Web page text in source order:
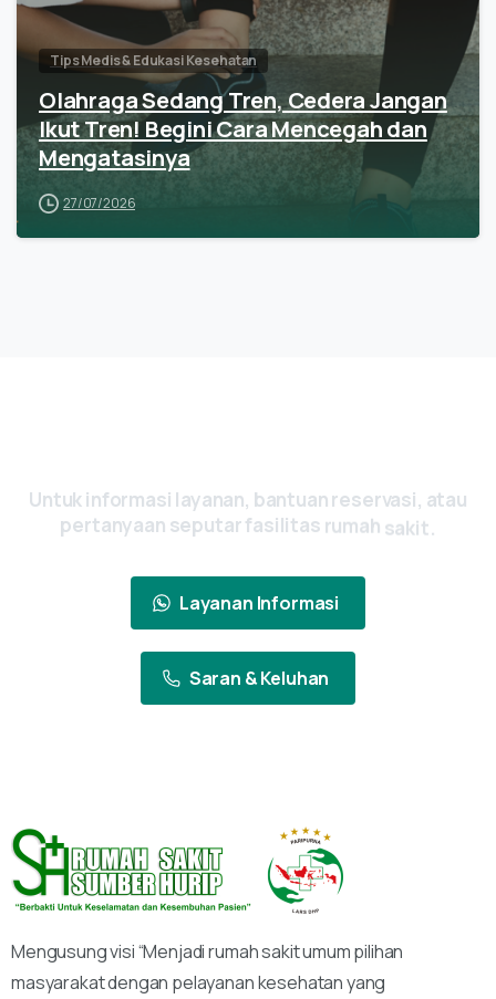
Tips Medis & Edukasi Kesehatan
Olahraga Sedang Tren, Cedera Jangan
Ikut Tren! Begini Cara Mencegah dan
Mengatasinya
27/07/2026
Untukinformasi layanan, bantuanreservasi, atau
pertanyaan seputarfasilitas rumah sakit.
Layanan Informasi
Saran & Keluhan
Mengusung visi “Menjadi rumah sakit umum pilihan
masyarakat dengan pelayanan kesehatan yang